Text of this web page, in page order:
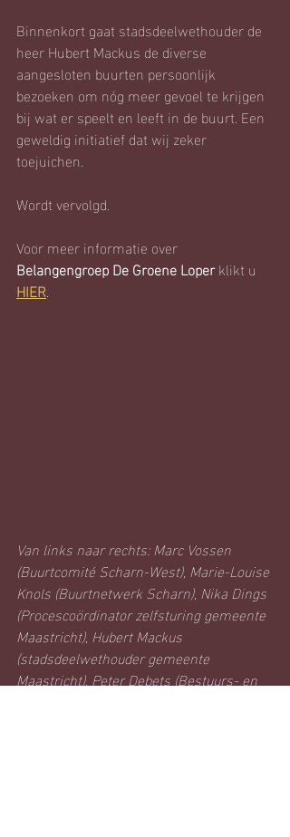
Binnenkort gaat stadsdeelwethouder de
heer Hubert Mackus de diverse
aangesloten buurten persoonlijk
bezoeken om nóg meer gevoel te krijgen
bij wat er speelt en leeft in de buurt. Een
geweldig initiatief dat wij zeker
toejuichen.
Wordt vervolgd.
Voor meer informatie over
Belangengroep De Groene Loper klikt u
HIER.
Van links naar rechts: Marc Vossen
(Buurtcomité Scharn-West), Marie-Louise
Knols (Buurtnetwerk Scharn), Nika Dings
(Procescoördinator zelfsturing gemeente
Maastricht), Hubert Mackus
(stadsdeelwethouder gemeente
Maastricht), Peter Debets (Bestuurs- en